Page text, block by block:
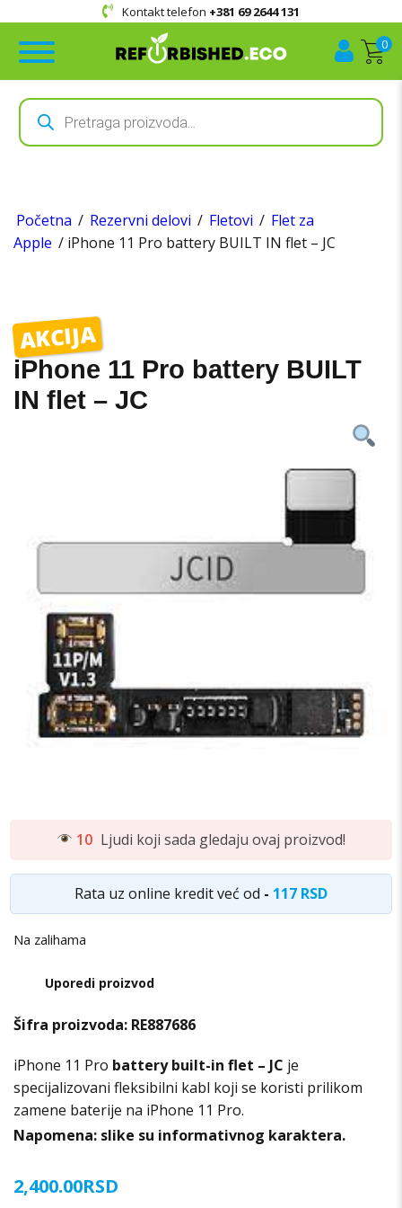
Kontakt telefon +381 69 2644 131
0
Products
search
Početna / Rezervni delovi / Fletovi / Flet za
Apple / iPhone 11 Pro battery BUILT IN flet – JC
10 Ljudi koji sada gledaju ovaj proizvod!
Rata uz online kredit već od - 117 RSD
AKCIJA
iPhone 11 Pro battery BUILT
IN flet – JC
2,400.00RSD
Na zalihama
iPhone 11 Pro battery built-in flet – JC je
specijalizovani fleksibilni kabl koji se koristi prilikom
zamene baterije na iPhone 11 Pro.
Napomena: slike su informativnog karaktera.
Uporedi proizvod
Šifra proizvoda: RE887686